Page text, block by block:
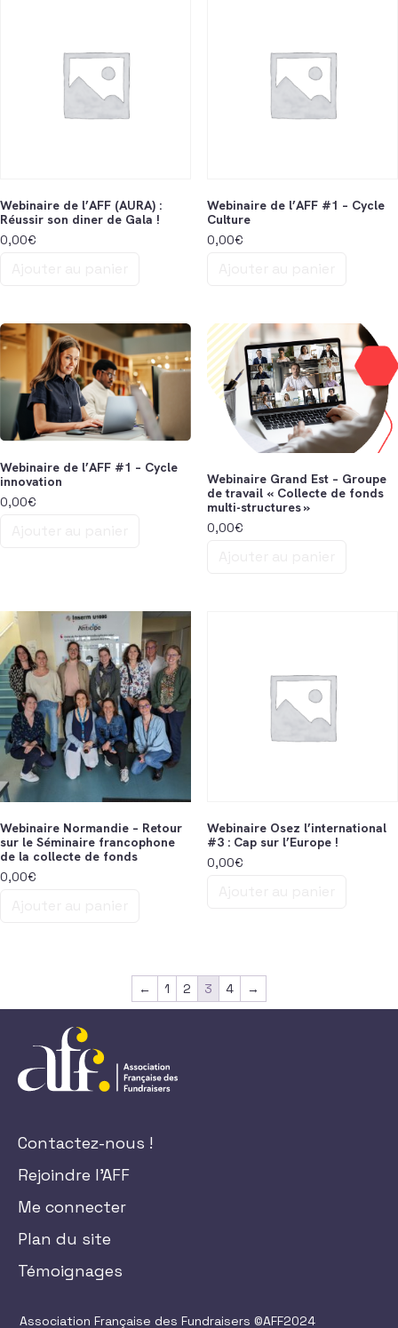
Webinaire de l’AFF (AURA) :
Réussir son diner de Gala !
0,00€
Webinaire de l’AFF #1 – Cycle
Culture
0,00€
Webinaire de l’AFF #1 – Cycle
innovation
0,00€
Webinaire Grand Est – Groupe
de travail « Collecte de fonds
multi-structures »
0,00€
Webinaire Normandie – Retour
sur le Séminaire francophone
de la collecte de fonds
0,00€
Webinaire Osez l’international
#3 : Cap sur l’Europe !
0,00€
← 1 2 3 4 →
Contactez-nous !
Rejoindre l'AFF
Me connecter
Plan du site
Témoignages
Association Française des Fundraisers ©AFF2024